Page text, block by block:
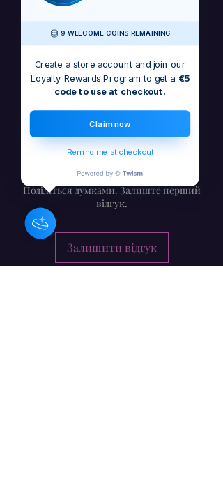
Automatic is a car song officially
platforms! Get it first here for less!
Поки що немає відгуків
Поділіться думками. Залиште перший
відгук.
Залишити відгук
9 WELCOME COINS REMAINING
Create a store account and join our
Loyalty Rewards Program to get a €5
code to use at checkout.
Claim now
Remind me at checkout